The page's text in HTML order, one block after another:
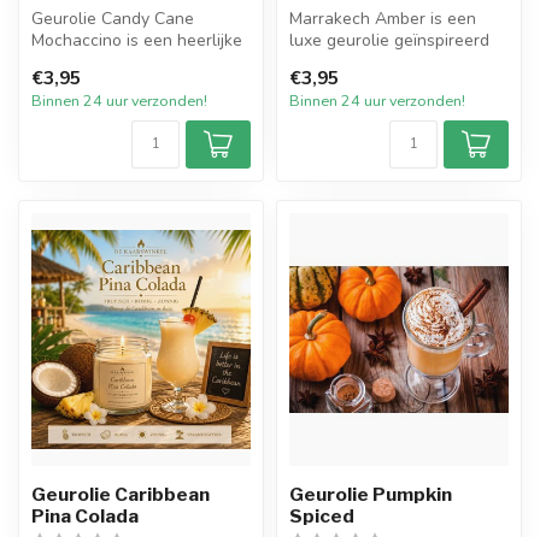
Geurolie Candy Cane
Mochaccino is een heerlijke
van sui...
€3,95
Binnen 24 uur verzonden!
Marrakech Amber is een
luxe geurolie geïnspireerd
sfeer va...
€3,95
Binnen 24 uur verzonden!
Geurolie Caribbean
Pina Colada
Geurolie Pumpkin
Spiced